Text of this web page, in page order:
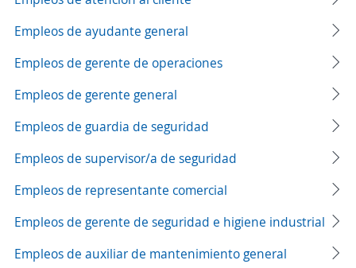
Empleos de ayudante general
Empleos de gerente de operaciones
Empleos de gerente general
Empleos de guardia de seguridad
Empleos de supervisor/a de seguridad
Empleos de representante comercial
Empleos de gerente de seguridad e higiene industrial
Empleos de auxiliar de mantenimiento general